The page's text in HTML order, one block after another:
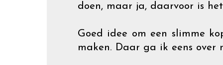
doen, maar ja, daarvoor is
Goed idee om een slimme
maken. Daar ga ik eens over